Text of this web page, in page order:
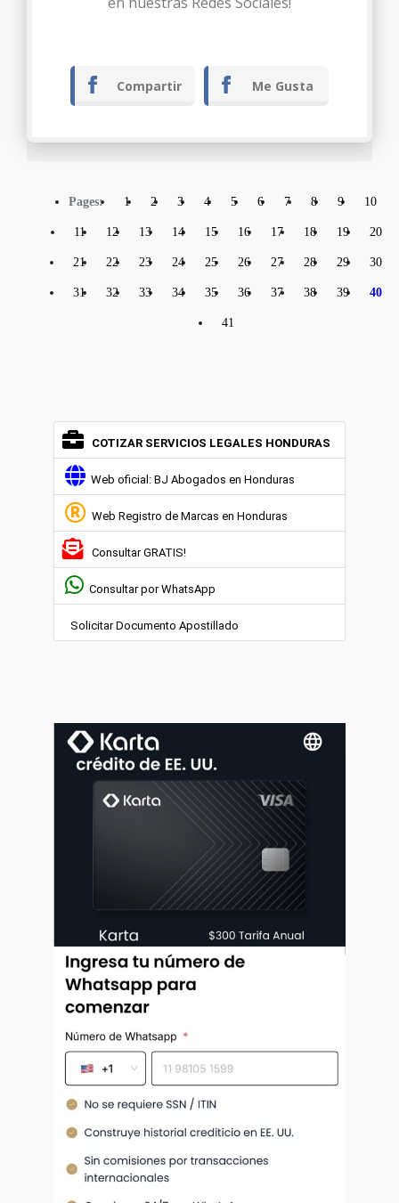
Compartir Me Gusta
Pages: 1 2 3 4 5 6 7 8 9 10
11 12 13 14 15 16 17 18 19 20
21 22 23 24 25 26 27 28 29 30
31 32 33 34 35 36 37 38 39 40
41
COTIZAR SERVICIOS LEGALES HONDURAS
Web oficial: BJ Abogados en Honduras
Web Registro de Marcas en Honduras
Consultar GRATIS!
Consultar por WhatsApp
Solicitar Documento Apostillado